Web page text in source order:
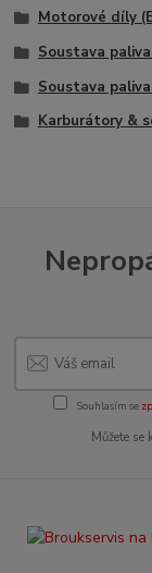
Motorové díly
Soustava
Soustava
Karburátory &
Souhlasím se
Můžete